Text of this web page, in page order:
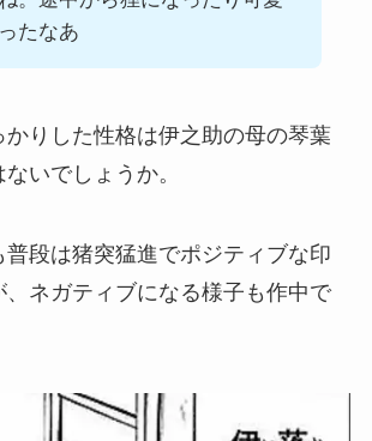
たなあ
かりした性格は伊之助の母の琴葉
いでしょうか。
普段は猪突猛進でポジティブな印
ネガティブになる様子も作中で